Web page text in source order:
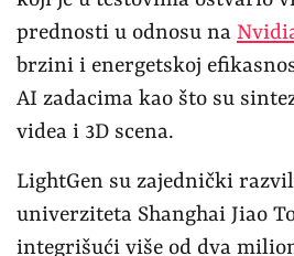
prednosti u odnosu na
brzini i energetskoj
AI zadacima kao što su
videa i 3D scena.
LightGen su zajednički
univerziteta Shanghai Jiao
integrišući više od dva